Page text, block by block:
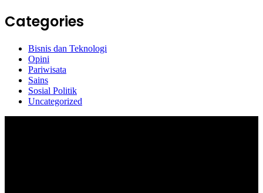
Categories
Bisnis dan Teknologi
Opini
Pariwisata
Sains
Sosial Politik
Uncategorized